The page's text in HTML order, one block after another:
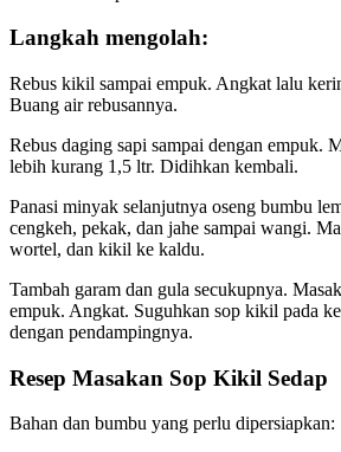
Langkah mengolah:
Rebus kikil sampai empuk. Angkat lalu
Buang air rebusannya.
Rebus daging sapi sampai dengan empuk.
lebih kurang 1,5 ltr. Didihkan kembali.
Panasi minyak selanjutnya oseng bumbu
cengkeh, pekak, dan jahe sampai wangi.
wortel, dan kikil ke kaldu.
Tambah garam dan gula secukupnya.
empuk. Angkat. Suguhkan sop kikil pada
dengan pendampingnya.
Resep Masakan Sop Kikil Sedap
Bahan dan bumbu yang perlu dipersiapkan: